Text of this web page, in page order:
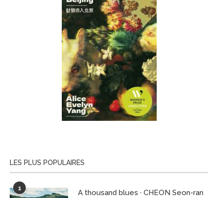
LES PLUS POPULAIRES
1 A thousand blues · CHEON Seon-ran